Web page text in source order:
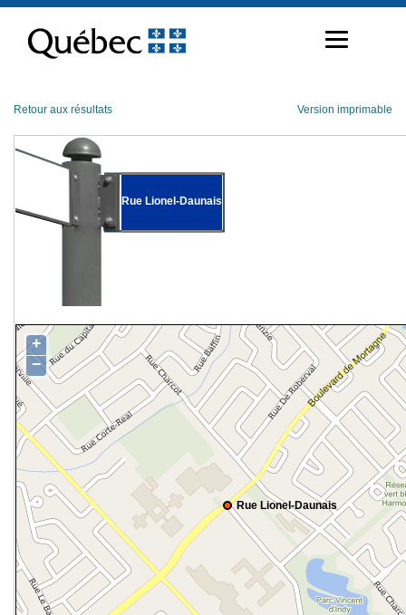
contenu
Retour aux résultats Version imprimable
Rue Lionel-Daunais
Rue Lionel-Daunais
+
−